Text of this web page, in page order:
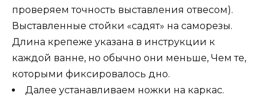
проверяем точность выставления отвесом).
Выставленные стойки «садят» на саморезы.
Длина крепеже указана в инструкции к
каждой ванне, но обычно они меньше, Чем те,
которыми фиксировалось дно.
Далее устанавливаем ножки на каркас.